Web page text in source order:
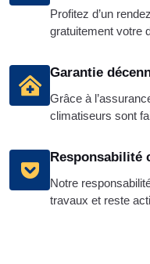
Profitez d’un
gratuitement votre
Garantie
Grâce à
climatiseurs sont
Responsabilité
Notre
travaux et reste